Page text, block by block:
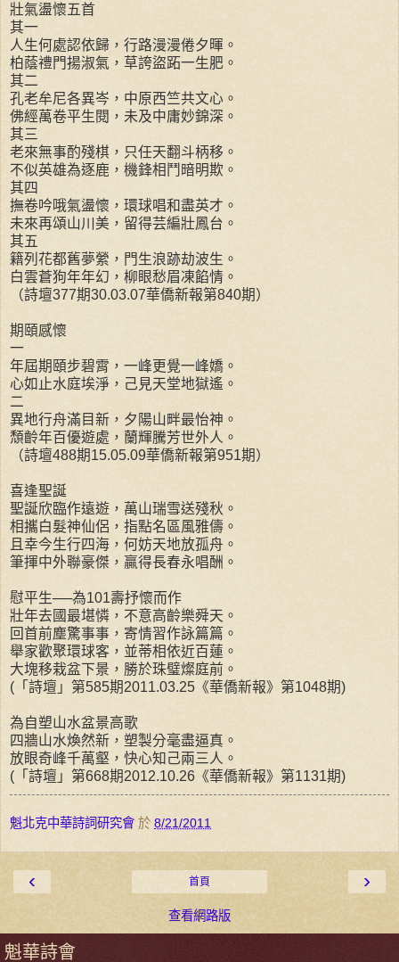
壯氣盪懷五首
其一
人生何處認依歸，行路漫漫倦夕暉。
柏蔭禮門揚淑氣，草誇盜跖一生肥。
其二
孔老牟尼各異岑，中原西竺共文心。
佛經萬卷平生閱，未及中庸妙錦深。
其三
老來無事酌殘棋，只任天翻斗柄移。
不似英雄為逐鹿，機鋒相鬥暗明欺。
其四
撫卷吟哦氣盪懷，環球唱和盡英才。
未來再頌山川美，留得芸編壯鳳台。
其五
籍列花都舊夢縈，門生浪跡劫波生。
白雲蒼狗年年幻，柳眼愁眉凍餡情。
（詩壇377期30.03.07華僑新報第840期）
期頤感懷
一
年屆期頤步碧霄，一峰更覺一峰嬌。
心如止水庭埃淨，己見天堂地獄遙。
二
異地行舟滿目新，夕陽山畔最怡神。
頹齡年百優遊處，蘭輝騰芳世外人。
（詩壇488期15.05.09華僑新報第951期）
喜逢聖誕
聖誕欣臨作遠遊，萬山瑞雪送殘秋。
相攜白髮神仙侶，指點名區風雅儔。
且幸今生行四海，何妨天地放孤舟。
筆揮中外聯豪傑，贏得長春永唱酬。
慰平生──為101壽抒懷而作
壯年去國最堪憐，不意高齡樂舜天。
回首前塵驚事事，寄情習作詠篇篇。
舉家歡聚環球客，並蒂相依近百蓮。
大塊移栽盆下景，勝於珠璧燦庭前。
(「詩壇」第585期2011.03.25《華僑新報》第1048期)
為自塑山水盆景高歌
四牆山水煥然新，塑製分毫盡逼真。
放眼奇峰千萬壑，快心知己兩三人。
(「詩壇」第668期2012.10.26《華僑新報》第1131期)
魁北克中華詩詞研究會 於 8/21/2011
‹ ›
首頁
查看網路版
魁華詩會